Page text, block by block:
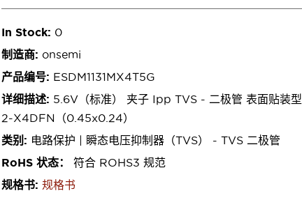
In Stock: 0
制造商: onsemi
产品编号: ESDM1131MX4T5G
详细描述: 5.6V（标准） 夹子 Ipp TVS - 二极管 表面贴装型
2-X4DFN（0.45x0.24）
类别: 电路保护 | 瞬态电压抑制器（TVS） - TVS 二极管
RoHS 状态：
符合 ROHS3 规范
规格书: 规格书